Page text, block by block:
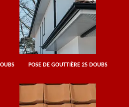
POSE DE GOUTTIÈRE 25 DOUBS